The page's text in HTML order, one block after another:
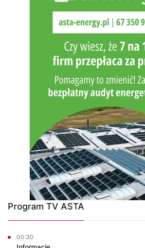
Program TV ASTA
00:30